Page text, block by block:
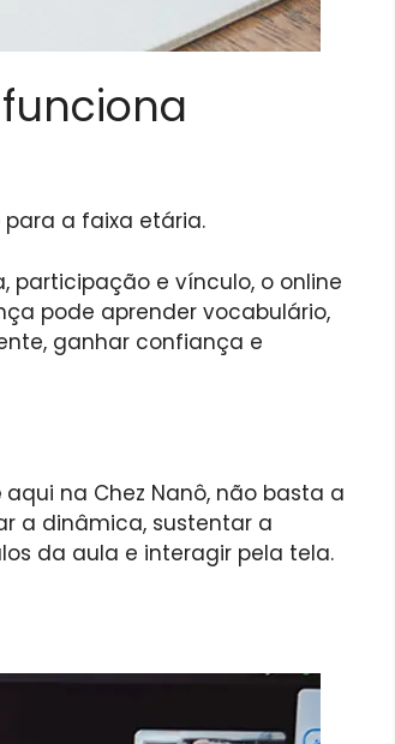
a faixa etária.
participação e vínculo, o online
pode aprender vocabulário,
ganhar confiança e
aqui na Chez Nanô, não basta a
a dinâmica, sustentar a
da aula e interagir pela tela.